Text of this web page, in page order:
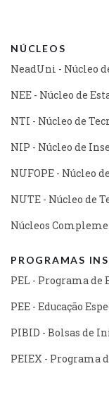
NÚCLEOS
NeadUni - Núcleo
NEE - Núcleo de
NTI - Núcleo de
NIP - Núcleo de
NUFOPE - Núcleo
NUTE - Núcleo de
Núcleos
PROGRAMAS
PEL - Programa de
PEE - Educação
PIBID - Bolsas de
PEIEX - Programa